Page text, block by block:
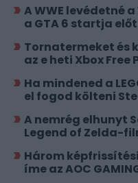
A WWE levédetné
a GTA 6 startja
Tornatermeket és
az e heti Xbox Free
Ha mindened a
el fogod költeni
A nemrég elhunyt
Legend of Zelda-
Három
íme az AOC